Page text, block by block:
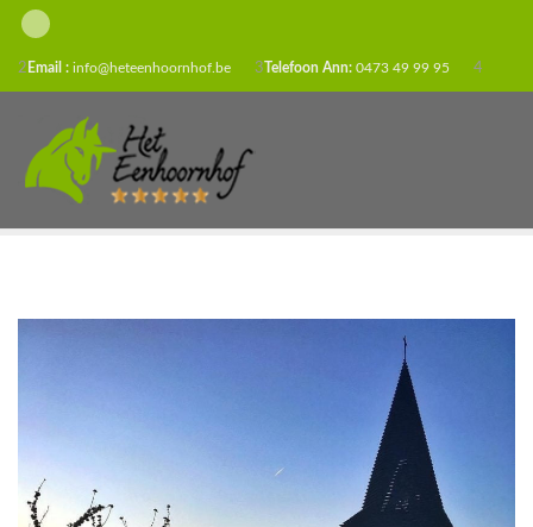
2 Email : info@heteenhoornhof.be 3Telefoon Ann: 0473 49 99 95 4